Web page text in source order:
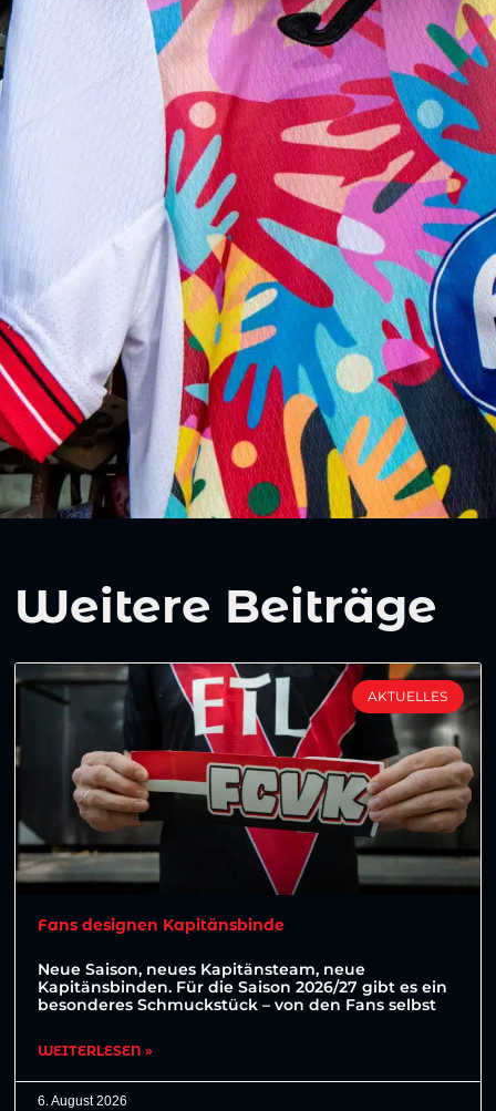
Weitere Beiträge
AKTUELLES
Fans designen Kapitänsbinde
Neue Saison, neues Kapitänsteam, neue
Kapitänsbinden. Für die Saison 2026/27 gibt es ein
besonderes Schmuckstück – von den Fans selbst
WEITERLESEN »
6. August 2026